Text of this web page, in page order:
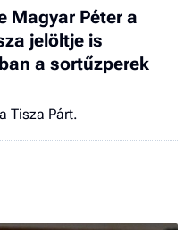
Magyar Péter a
jelöltje is
a sortűzperek
Tisza Párt.